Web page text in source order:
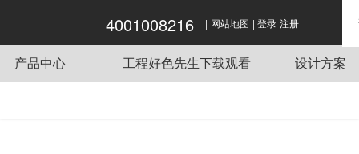
好色APP在线观看,好色先生APP下载,好色先
生视频网站,好色先生下载观看
4001008216 | 网站地图 | 登录 注册
产品中心 工程好色先生下载观看 设计方案